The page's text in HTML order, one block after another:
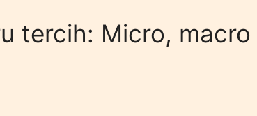
tercih: Micro, macro